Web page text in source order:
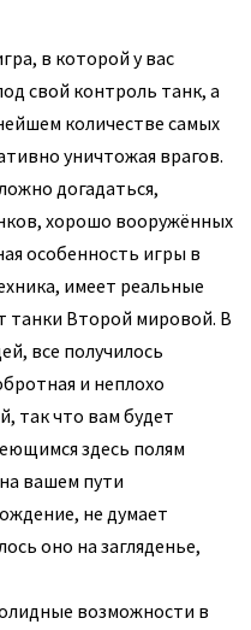
в которой у вас
свой контроль танк, а
количестве самых
уничтожая врагов.
догадаться,
хорошо вооружённых
особенность игры в
имеет реальные
танки Второй мировой. В
все получилось
и неплохо
так что вам будет
здесь полям
вашем пути
не думает
оно на загляденье,
возможности в